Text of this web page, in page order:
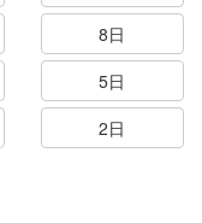
8日
5日
2日